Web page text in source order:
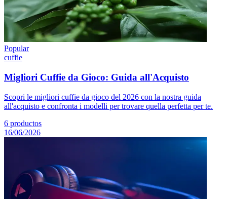
Popular
cuffie
Migliori Cuffie da Gioco: Guida all'Acquisto
Scopri le migliori cuffie da gioco del 2026 con la nostra guida
all'acquisto e confronta i modelli per trovare quella perfetta per te.
6 productos
16/06/2026